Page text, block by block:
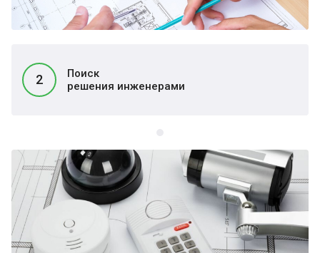
2
Поиск
решения инженерами